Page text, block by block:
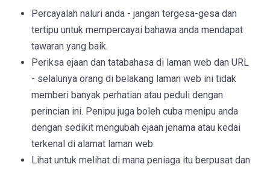
Percayalah naluri anda - jangan tergesa-gesa dan
tertipu untuk mempercayai bahawa anda mendapat
tawaran yang baik.
Periksa ejaan dan tatabahasa di laman web dan URL
- selalunya orang di belakang laman web ini tidak
memberi banyak perhatian atau peduli dengan
perincian ini. Penipu juga boleh cuba menipu anda
dengan sedikit mengubah ejaan jenama atau kedai
terkenal di alamat laman web.
Lihat untuk melihat di mana peniaga itu berpusat dan